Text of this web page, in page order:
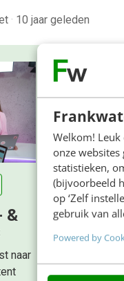
Welkom!
onze
statistieken,
(bijvoorbeeld
op ‘Zelf
gebruik van
Powered by
· 10 jaar geleden
&
naar